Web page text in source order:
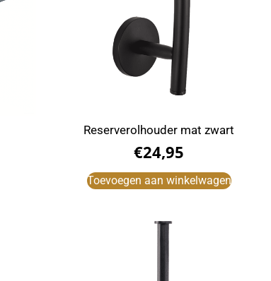
Reserverolhouder mat zwart
€24,95
Toevoegen aan winkelwagen